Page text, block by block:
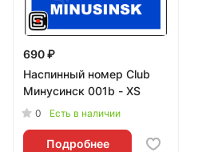
690 ₽
Наспинный номер Club
Минусинск 001b - XS
0 Есть в наличии
Подробнее